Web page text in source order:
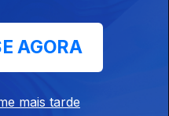
PERCUSSÃO E
AGORA
mais tarde